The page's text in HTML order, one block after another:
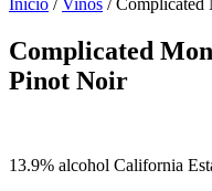
Complicated
Pinot Noir
13.9% alcohol California